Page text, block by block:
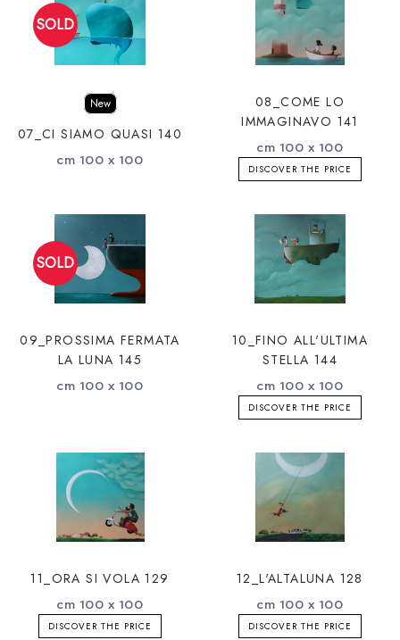
New
07_CI SIAMO QUASI 140
cm 100 x 100
08_COME LO
IMMAGINAVO 141
cm 100 x 100
DISCOVER THE PRICE
09_PROSSIMA FERMATA
LA LUNA 145
cm 100 x 100
10_FINO ALL'ULTIMA
STELLA 144
cm 100 x 100
DISCOVER THE PRICE
11_ORA SI VOLA 129
cm 100 x 100
DISCOVER THE PRICE
12_L'ALTALUNA 128
cm 100 x 100
DISCOVER THE PRICE